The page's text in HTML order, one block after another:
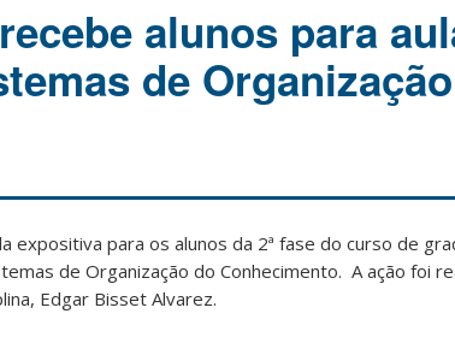
alunos para
de
expositiva para os alunos da 2ª fase do curso de
de Organização do Conhecimento. A ação foi
Edgar Bisset Alvarez.